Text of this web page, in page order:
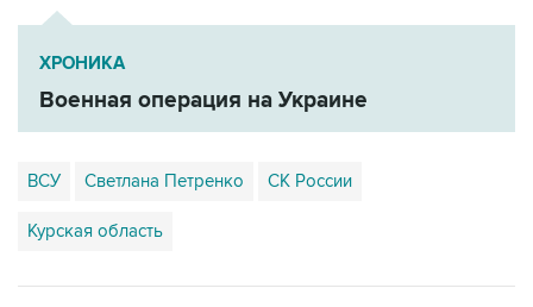
ХРОНИКА
Военная операция на Украине
ВСУ Светлана Петренко СК России
Курская область